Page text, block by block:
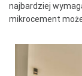
najbardziej
mikrocement